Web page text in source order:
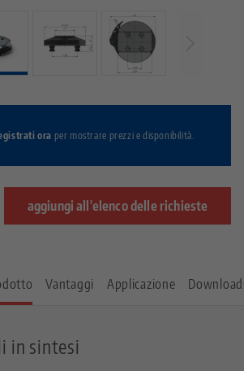
ora per mostrare prezzi e disponibilità.
aggiungi all'elenco delle richieste
Vantaggi Applicazione
in sintesi